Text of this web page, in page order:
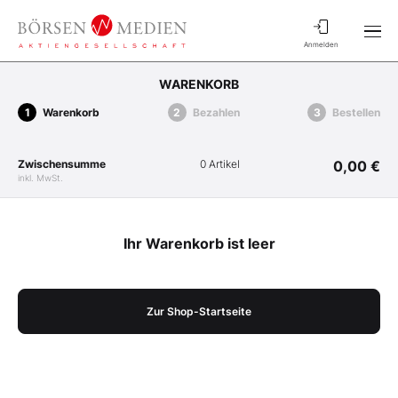
Anmelden
WARENKORB
Warenkorb Bezahlen Bestellen
Zwischensumme
inkl. MwSt.
0 Artikel 0,00 €
Ihr Warenkorb ist leer
Zur Shop-Startseite